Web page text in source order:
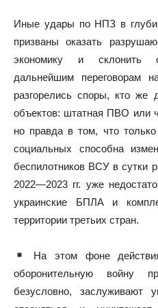
Иные удары по НПЗ в
призваны оказать
экономику и склонить
дальнейшим переговорам
разгорелись споры, кто же
объектов: штатная ПВО или
но правда в том, что
социальных способна
беспилотников ВСУ в сутки
2022—2023 гг. уже
украинские БПЛА и
территории третьих стран.
На этом фоне
оборонительную войну
безусловно, заслуживают